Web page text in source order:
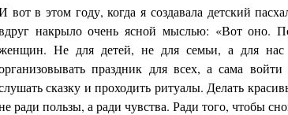
вот в этом году, когда я создавала детский
накрыло очень ясной мыслью: «Вот оно.
Не для детей, не для семьи, а для
праздник для всех, а сама
сказку и проходить ритуалы. Делать
ради пользы, а ради чувства. Ради того, чтобы